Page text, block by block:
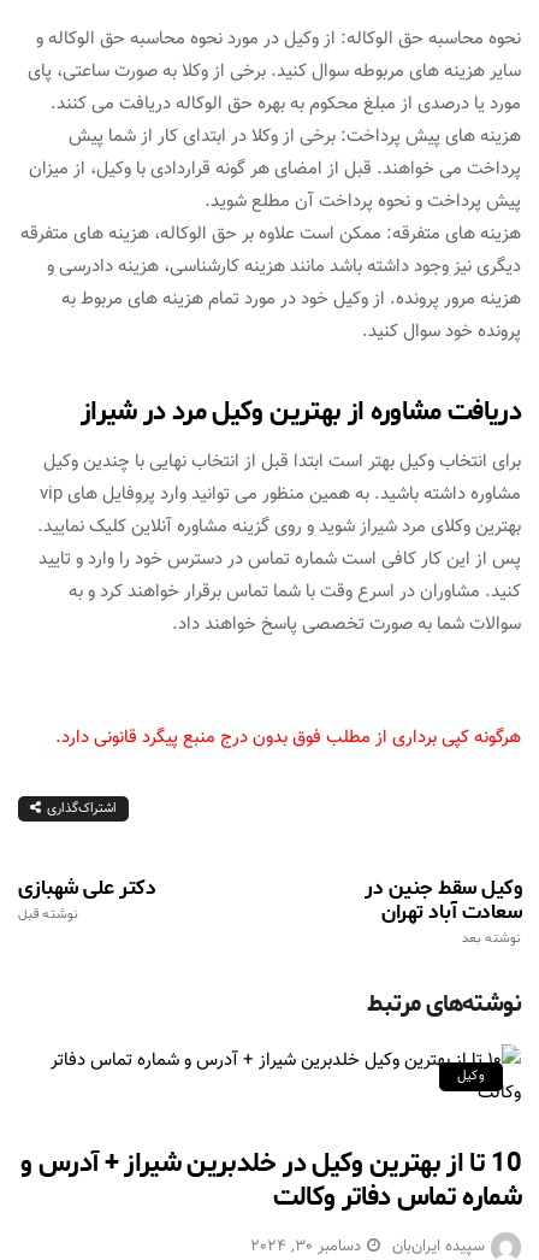
نحوه محاسبه حق الوکاله: از وکیل در مورد نحوه محاسبه حق الوکاله و
سایر هزینه های مربوطه سوال کنید. برخی از وکلا به صورت ساعتی، پای
مورد یا درصدی از مبلغ محکوم به بهره حق الوکاله دریافت می کنند.
هزینه های پیش پرداخت: برخی از وکلا در ابتدای کار از شما پیش
پرداخت می خواهند. قبل از امضای هر گونه قراردادی با وکیل، از میزان
پیش پرداخت و نحوه پرداخت آن مطلع شوید.
هزینه های متفرقه: ممکن است علاوه بر حق الوکاله، هزینه های متفرقه
دیگری نیز وجود داشته باشد مانند هزینه کارشناسی، هزینه دادرسی و
هزینه مرور پرونده. از وکیل خود در مورد تمام هزینه های مربوط به
پرونده خود سوال کنید.
دریافت مشاوره از بهترین وکیل مرد در شیراز
برای انتخاب وکیل بهتر است ابتدا قبل از انتخاب نهایی با چندین وکیل
مشاوره داشته باشید. به همین منظور می توانید وارد پروفایل های vip
بهترین وکلای مرد شیراز شوید و روی گزینه مشاوره آنلاین کلیک نمایید.
پس از این کار کافی است شماره تماس در دسترس خود را وارد و تایید
کنید. مشاوران در اسرع وقت با شما تماس برقرار خواهند کرد و به
سوالات شما به صورت تخصصی پاسخ خواهند داد.
هرگونه کپی برداری از مطلب فوق بدون درج منبع پیگرد قانونی دارد.
اشتراک‌گذاری
دکتر علی شهبازی
نوشته قبل
وکیل سقط جنین در
سعادت آباد تهران
نوشته بعد
نوشته‌های مرتبط
وکیل
10 تا از بهترین وکیل در خلدبرین شیراز + آدرس و
شماره تماس دفاتر وکالت
سپیده ایران‌بان دسامبر 30, 2024